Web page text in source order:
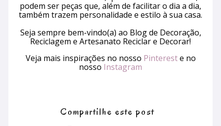
podem ser peças que, além de facilitar o dia a dia,
também trazem personalidade e estilo à sua casa.
Seja sempre bem-vindo(a) ao Blog de Decoração,
Reciclagem e Artesanato Reciclar e Decorar!
Veja mais inspirações no nosso Pintereste no
nosso Instagram
Compartilhe este post